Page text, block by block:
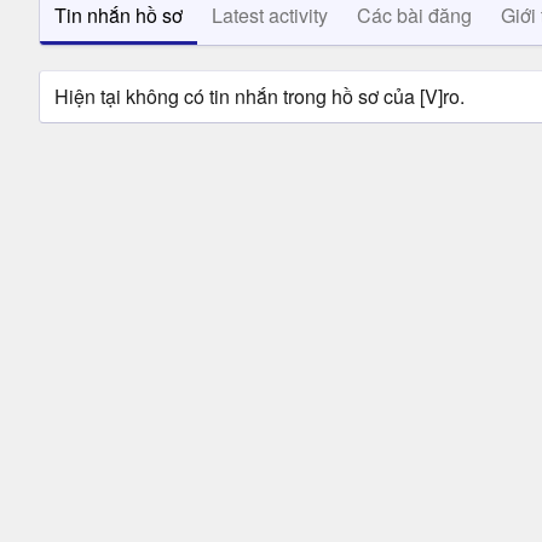
Tin nhắn hồ sơ Latest activity Các bài đăng Giới
Hiện tại không có tin nhắn trong hồ sơ của [V]ro.